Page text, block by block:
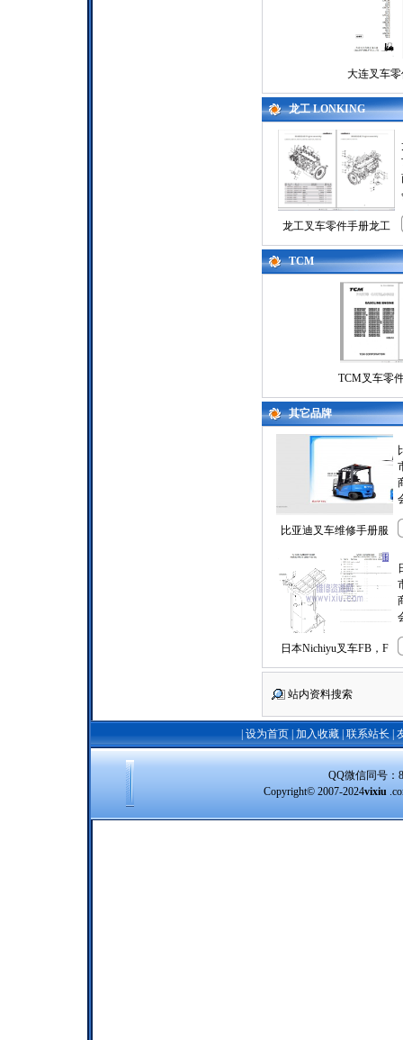
大连叉车
龙工 LONKING
龙工叉车零件手册龙工
TCM
TCM叉车零
其它品牌
比亚迪叉车维修手册服
日本Nichiyu叉车FB，F
站内资料搜索
设为首页| 加入收藏| 联系站长
QQ微信同号：
Copyright© 2007-2024vixiu